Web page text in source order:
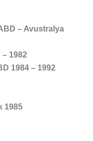
– Avustralya
1982
1984 – 1992
1985